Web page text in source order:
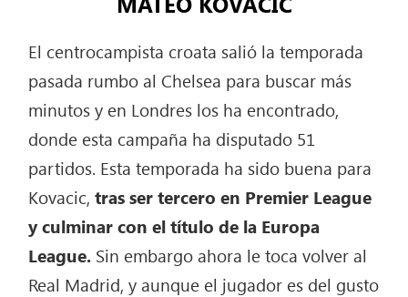
El centrocampista croata salió la temporada
pasada rumbo al Chelsea para buscar más
minutos y en Londres los ha encontrado,
donde esta campaña ha disputado 51
partidos. Esta temporada ha sido buena para
Kovacic,tras ser tercero en Premier League
y culminar con el título de la Europa
League. Sin embargo ahora le toca volver al
Real Madrid, y aunque el jugador es del gusto